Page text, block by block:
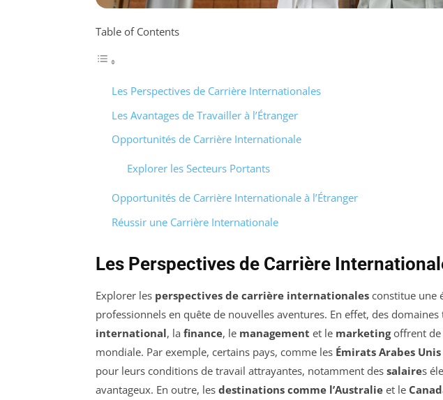
Table of Contents
Les Perspectives de Carrière Internationales
Les Avantages de Travailler à l’Étranger
Opportunités de Carrière Internationale
Explorer les Secteurs Portants
Opportunités de Carrière Internationale à l’Étranger
Réussir une Carrière Internationale
Les Perspectives de Carrière
Explorer les perspectives de carrière internationales constitue une
professionnels en quête de nouvelles aventures. En effet, des domaines
international, la finance, le management et le marketingoffrent de
mondiale. Par exemple, certains pays, comme les Émirats Arabes Unis
pour leurs conditions de travail attrayantes, notamment des salaires
avantageux. En outre, les destinations comme l’Australie et le